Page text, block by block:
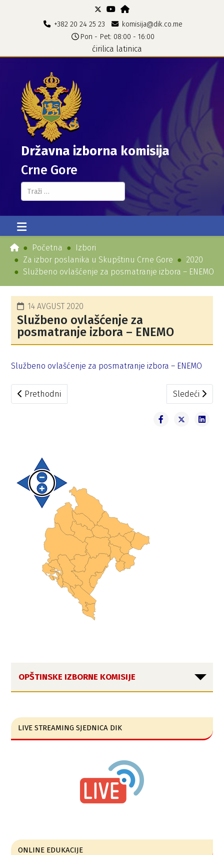
+382 20 24 25 23
komisija@dik.co.me
Pon - Pet: 08:00 - 16:00
ćirilica latinica
Državna izborna komisija
Crne Gore
Pretraga...
Početna
Izbori
Za izbor poslanika u Skupštinu Crne Gore
2020
Službeno ovlašćenje za posmatranje izbora – ENEMO
14 AVGUST 2020
Službeno ovlašćenje za
posmatranje izbora – ENEMO
Službeno ovlašćenje za posmatranje izbora – ENEMO
Prethodni članak: U 20 sati žrijebanje za redosljed na
Prethodni Sledeći
Sledeći
OPŠTINSKE IZBORNE KOMISIJE
LIVE STREAMING SJEDNICA DIK
ONLINE EDUKACIJE